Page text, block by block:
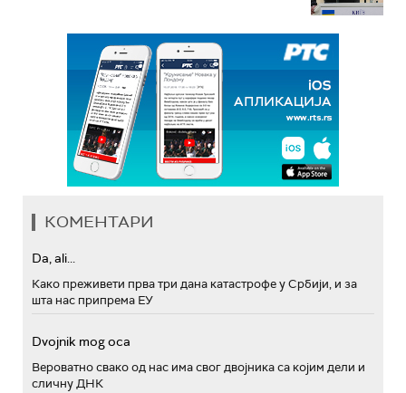
КОМЕНТАРИ
Da, ali...
Како преживети прва три дана катастрофе у Србији, и за
шта нас припрема ЕУ
Dvojnik mog oca
Вероватно свако од нас има свог двојника са којим дели и
сличну ДНК